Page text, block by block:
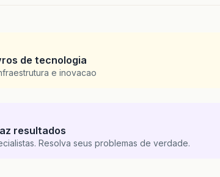
de tecnologia
e inovacao
resultados
Resolva seus problemas de verdade.